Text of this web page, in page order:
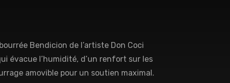
Bendicion de l’artiste Don Coci
évacue l’humidité, d’un renfort sur les
amovible pour un soutien maximal.